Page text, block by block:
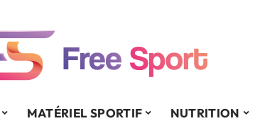
MATÉRIEL SPORTIF NUTRITION